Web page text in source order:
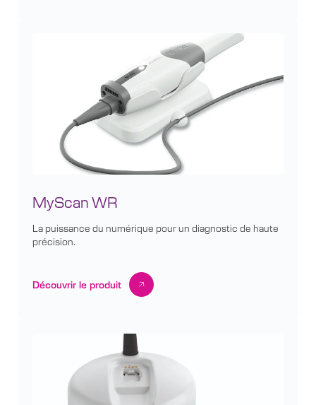
MyScan WR
La puissance du numérique pour un diagnostic de haute
précision.
Découvrir le produit